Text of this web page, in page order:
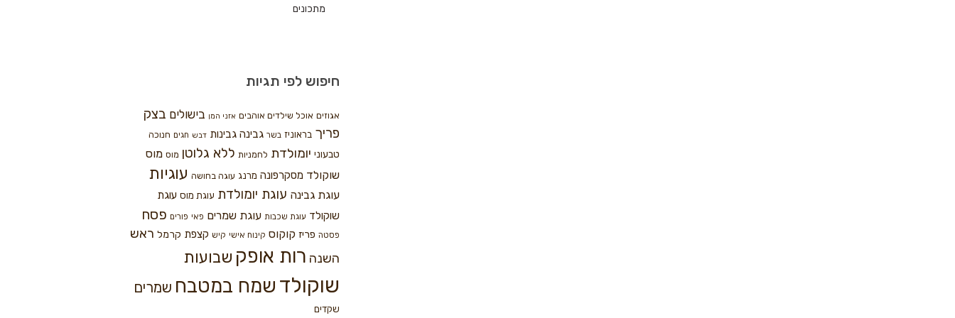
מתכונים
חיפוש לפי תגיות
אגוזים אוכל שילדים אוהבים אזני המן בישולים בצק
פריך בראוניז בשר גבינה גבינות דבש חגים חנוכה
טבעוני יומולדת לחמניות ללא גלוטן מוס מוס
שוקולד מסקרפונה מרנג עוגה בחושה עוגיות
עוגת גבינה עוגת יומולדת עוגת מוס עוגת
שוקולד עוגת שכבות עוגת שמרים פאי פורים פסח
פסטה פריז קוקוס קינוח אישי קיש קצפת קרמל ראש
השנה רות אופק שבועות
שוקולד שמח במטבח שמרים
שקדים